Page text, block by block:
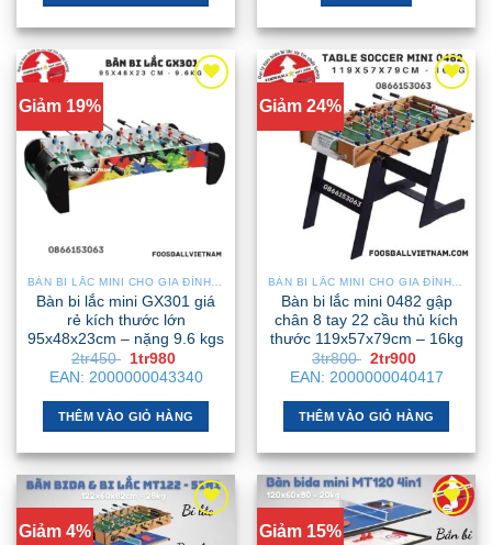
Giảm 19%
Bàn bi lắc mini GX301 giá
rẻ kích thước lớn
95x48x23cm – nặng 9.6 kgs
2tr450
Giá
gốc
là:
2tr450 .
1tr980
hiện
tại
là:
1tr980 .
EAN: 2000000043340
THÊM VÀO GIỎ HÀNG
Giảm 24%
Bàn bi lắc mini 0482 gập
chân 8 tay 22 cầu thủ kích
thước 119x57x79cm – 16kg
3tr800 Giá
gốc
là:
3tr800 .
2tr900
hiện
tại
là:
2tr900 .
EAN: 2000000040417
THÊM VÀO GIỎ HÀNG
Giảm 4% Giảm 15%